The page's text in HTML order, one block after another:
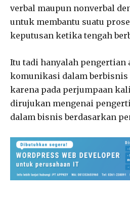
verbal maupun nonverbal
untuk membantu suatu
keputusan ketika tengah
Itu tadi hanyalah pengertian
komunikasi dalam berbisnis
karena pada perjumpaan
dirujukan mengenai
dalam bisnis berdasarkan